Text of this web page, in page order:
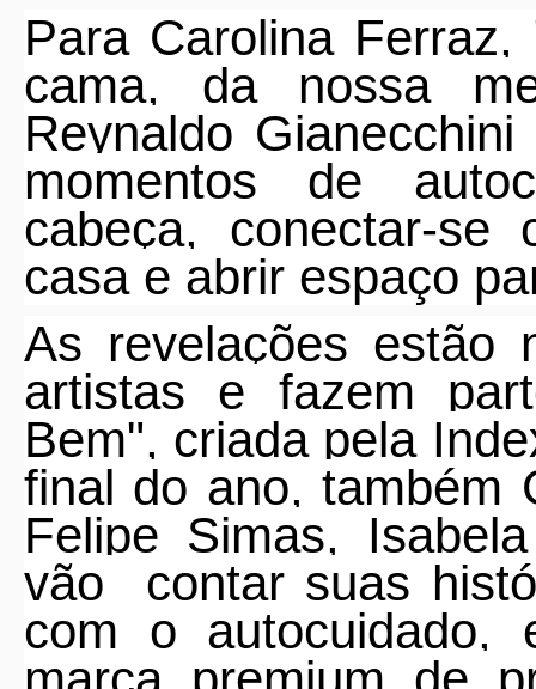
Para Carolina
cama, da nossa
Reynaldo
momentos de
cabeça, conectar-
casa e abrir espaço
As revelações estão
artistas e fazem
Bem", criada pela
final do ano, também
Felipe Simas,
vão
contar suas
com o autocuidado,